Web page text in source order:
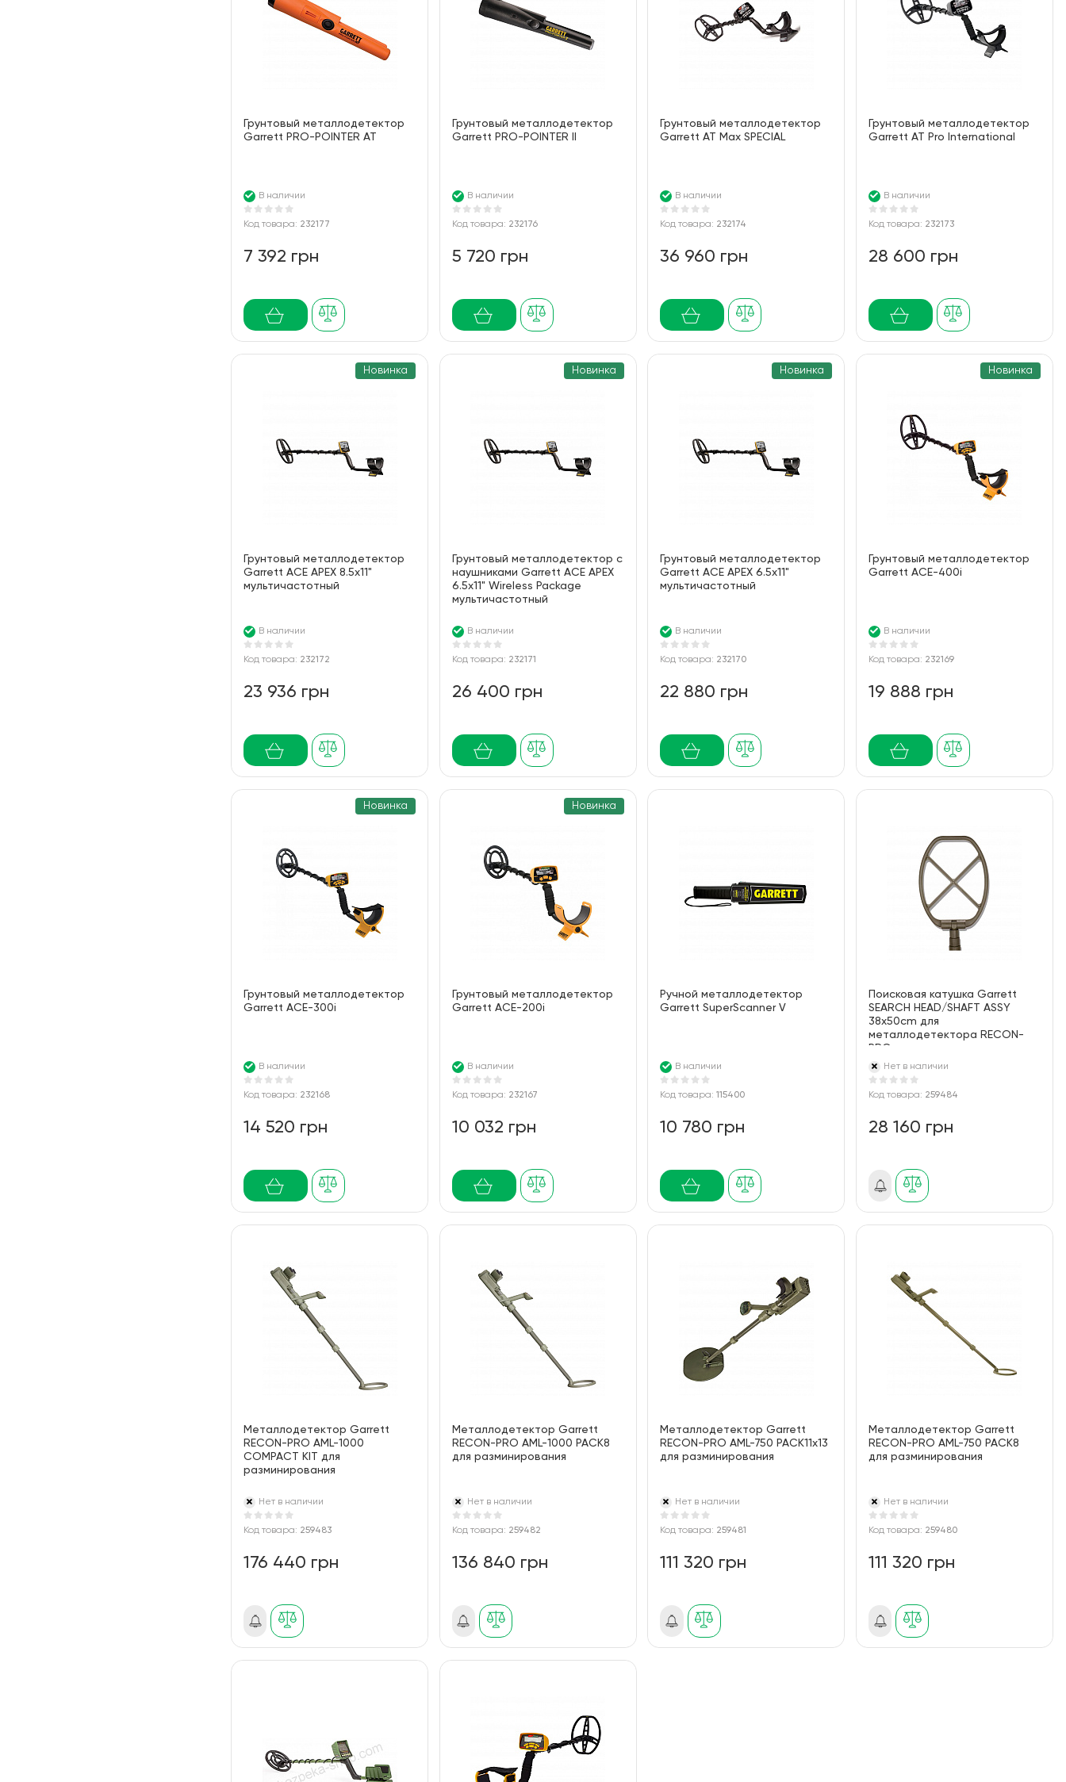
Грунтовый металлодетектор
Garrett PRO-POINTER AT
В наличии
Код товара: 232177
7 392 грн
Грунтовый металлодетектор
Garrett PRO-POINTER II
В наличии
Код товара: 232176
5 720 грн
Грунтовый металлодетектор
Garrett AT Max SPECIAL
В наличии
Код товара: 232174
36 960 грн
Грунтовый металлодетектор
Garrett AT Pro International
В наличии
Код товара: 232173
28 600 грн
Новинка
Грунтовый металлодетектор
Garrett ACE APEX 8.5x11"
мультичастотный
В наличии
Код товара: 232172
23 936 грн
Новинка
Грунтовый металлодетектор с
наушниками Garrett ACE APEX
6.5x11" Wireless Package
мультичастотный
В наличии
Код товара: 232171
26 400 грн
Новинка
Грунтовый металлодетектор
Garrett ACE APEX 6.5x11"
мультичастотный
В наличии
Код товара: 232170
22 880 грн
Новинка
Грунтовый металлодетектор
Garrett ACE-400i
В наличии
Код товара: 232169
19 888 грн
Новинка
Грунтовый металлодетектор
Garrett ACE-300i
В наличии
Код товара: 232168
14 520 грн
Новинка
Грунтовый металлодетектор
Garrett ACE-200i
В наличии
Код товара: 232167
10 032 грн
Ручной металлодетектор
Garrett SuperScanner V
В наличии
Код товара:115400
10 780 грн
Поисковая катушка Garrett
SEARCH HEAD/SHAFT ASSY
38x50cm для
металлодетектора RECON-
PRO
Нет в наличии
Код товара: 259484
28 160 грн
Металлодетектор Garrett
RECON-PRO AML-1000
COMPACT KIT для
разминирования
Нет в наличии
Код товара: 259483
176 440 грн
Металлодетектор Garrett
RECON-PRO AML-1000 PACK8
для разминирования
Нет в наличии
Код товара: 259482
136 840 грн
Металлодетектор Garrett
RECON-PRO AML-750 PACK11x13
для разминирования
Нет в наличии
Код товара: 259481
111 320 грн
Металлодетектор Garrett
RECON-PRO AML-750 PACK8
для разминирования
Нет в наличии
Код товара: 259480
111 320 грн